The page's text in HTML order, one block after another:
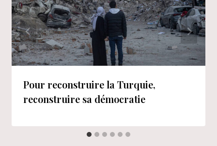
Pour reconstruire la Turquie,
reconstruire sa démocratie